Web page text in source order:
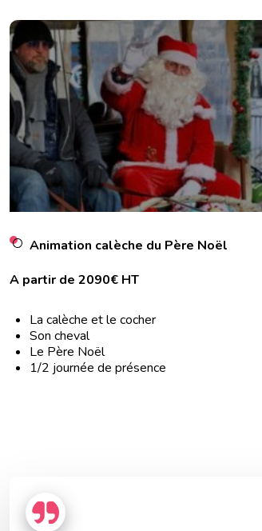
Animation calèche du Père Noël
A partir de 2090€ HT
La calèche et le cocher
Son cheval
Le Père Noël
1/2 journée de présence